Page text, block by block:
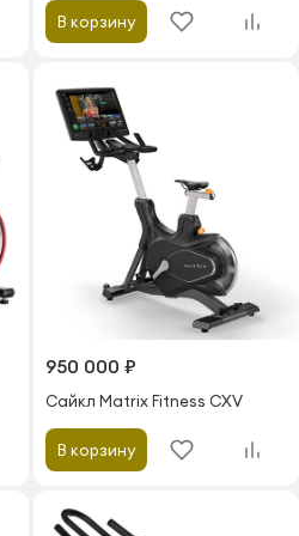
В корзину
950 000 ₽
Сайкл Matrix Fitness CXV
В корзину